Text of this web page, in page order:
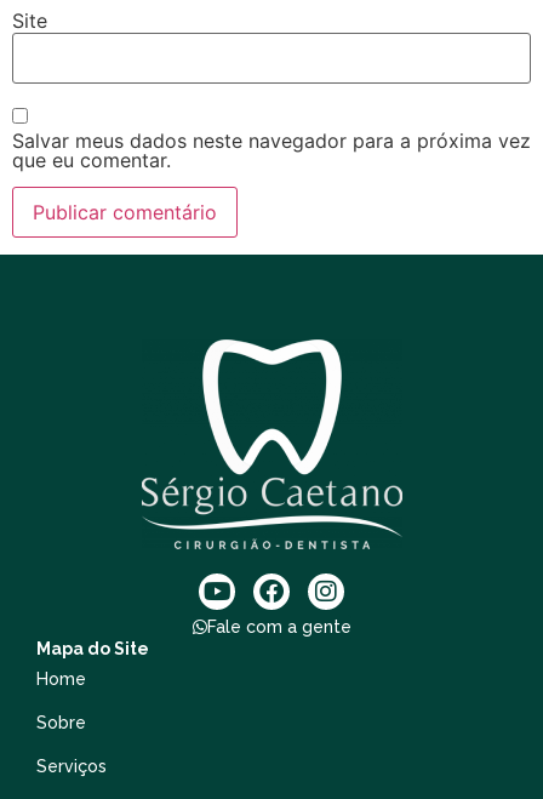
Site
Salvar meus dados neste navegador para a próxima vez
que eu comentar.
Fale com a gente
Mapa do Site
Home
Sobre
Serviços